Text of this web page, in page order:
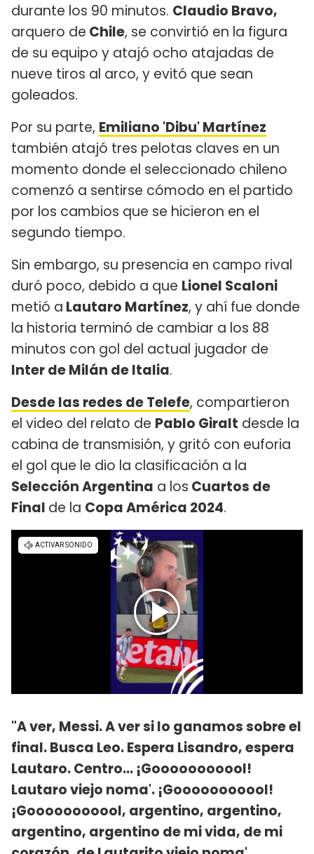
durante los 90 minutos. Claudio Bravo,
arquero de Chile, se convirtió en la figura
de su equipo y atajó ocho atajadas de
nueve tiros al arco, y evitó que sean
goleados.
Por su parte, Emiliano 'Dibu' Martínez
también atajó tres pelotas claves en un
momento donde el seleccionado chileno
comenzó a sentirse cómodo en el partido
por los cambios que se hicieron en el
segundo tiempo.
Sin embargo, su presencia en campo rival
duró poco, debido a que Lionel Scaloni
metió a Lautaro Martínez, y ahí fue donde
la historia terminó de cambiar a los 88
minutos con gol del actual jugador de
Inter de Milán de Italia.
Desde las redes de Telefe, compartieron
el video del relato de Pablo Giralt desde la
cabina de transmisión, y gritó con euforia
el gol que le dio la clasificación a la
Selección Argentina a los Cuartos de
Final de la Copa América 2024.
"A ver, Messi. A ver si lo ganamos sobre el
final. Busca Leo. Espera Lisandro, espera
Lautaro. Centro... ¡Gooooooooool!
Lautaro viejo noma'. ¡Gooooooooool!
¡Gooooooooool, argentino, argentino,
argentino, argentino de mi vida, de mi